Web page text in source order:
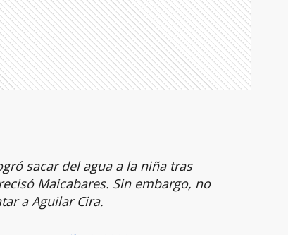
sacar del agua a la niña tras
Maicabares. Sin embargo, no
a Aguilar Cira.